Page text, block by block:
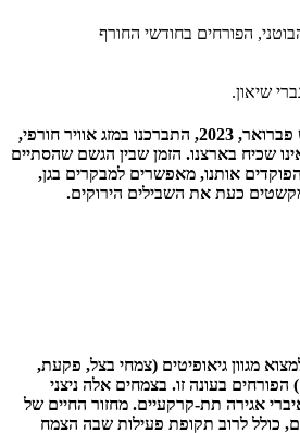
הפורחים בחודשי החורף
במחצית הראשונה של חודש פברואר, 2023, התברכנו במזג אוויר חורפי,
שכיח בארצנו. הזמן שבין הגשם שהסתיים
אותנו, מאפשרים למבקרים בגן,
כעת את השבילים הירוקים.
מגוון גיאופיטים (צמחי בצל, פקעת,
בעונה זו. בצמחים אלה ניצני
אגירה תת-קרקעיים. מחזור החיים של
כולל לרוב תקופת פעילות שבה הצמח